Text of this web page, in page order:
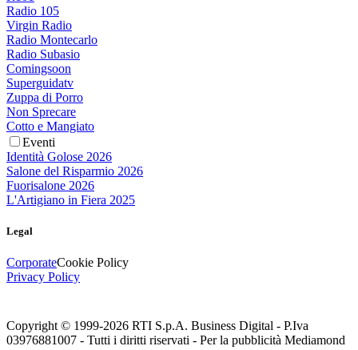
Radio 105
Virgin Radio
Radio Montecarlo
Radio Subasio
Comingsoon
Superguidatv
Zuppa di Porro
Non Sprecare
Cotto e Mangiato
Eventi
Identità Golose 2026
Salone del Risparmio 2026
Fuorisalone 2026
L'Artigiano in Fiera 2025
Legal
CorporateCookie Policy
Privacy Policy
Copyright © 1999-2026 RTI S.p.A. Business Digital - P.Iva
03976881007 - Tutti i diritti riservati - Per la pubblicità Mediamond